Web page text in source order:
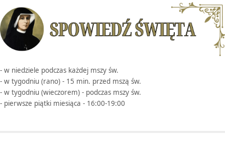
- w niedziele podczas każdej mszy św.
- w tygodniu (rano) - 15 min. przed mszą św.
- w tygodniu (wieczorem) - podczas mszy św.
- pierwsze piątki miesiąca - 16:00-19:00